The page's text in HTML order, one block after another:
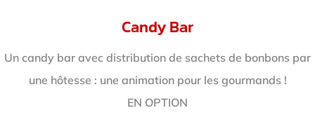
Candy Bar
Un candy bar avec distribution de sachets de bonbons par
une hôtesse : une animation pour les gourmands !
EN OPTION